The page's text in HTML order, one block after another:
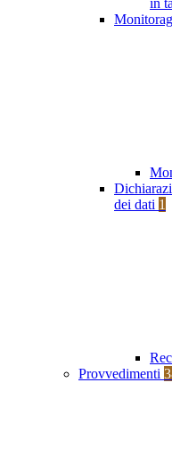
in
dei dati 1
Provvedimenti